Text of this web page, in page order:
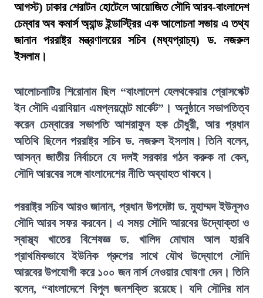
আগস্ট) ঢাকার শেরাটন হোটেলে আয়োজিত সৌদি আরব-বাংলাদেশ
চেম্বার অব কমার্স অ্যান্ড ইন্ডাস্ট্রির এক আলোচনা সভায় এ তথ্য
জানান পররাষ্ট্র মন্ত্রণালয়ের সচিব (মধ্যপ্রাচ্য) ড. নজরুল
ইসলাম।
আলোচনাটির শিরোনাম ছিল “বাংলাদেশ হেলথকেয়ার প্রোসপেক্ট
ইন সৌদি এরাবিয়ান এমপ্লয়মেন্ট মার্কেট”। অনুষ্ঠানে সভাপতিত্ব
করেন চেম্বারের সভাপতি আশরাফুন হক চৌধুরী, আর প্রধান
অতিথি ছিলেন পররাষ্ট্র সচিব ড. নজরুল ইসলাম। তিনি বলেন,
আসন্ন জাতীয় নির্বাচনে যে দলই সরকার গঠন করুক না কেন,
সৌদি আরবের সঙ্গে বাংলাদেশের নীতি অব্যাহত থাকবে।
পররাষ্ট্র সচিব আরও জানান, প্রধান উপদেষ্টা ড. মুহাম্মদ ইউনূসও
সৌদি আরব সফর করবেন। এ সময় সৌদি আরবের উদ্যোক্তা ও
স্বাস্থ্য খাতের বিশেষজ্ঞ ড. খালিদ মোঘাম আল হারবি
প্রাথমিকভাবে ইউনিক গ্রুপের সাথে যৌথ উদ্যোগে সৌদি
আরবের উপযোগী করে ১০০ জন নার্স নেওয়ার ঘোষণা দেন। তিনি
বলেন, “বাংলাদেশে বিপুল জনশক্তি রয়েছে। যদি সৌদির মান